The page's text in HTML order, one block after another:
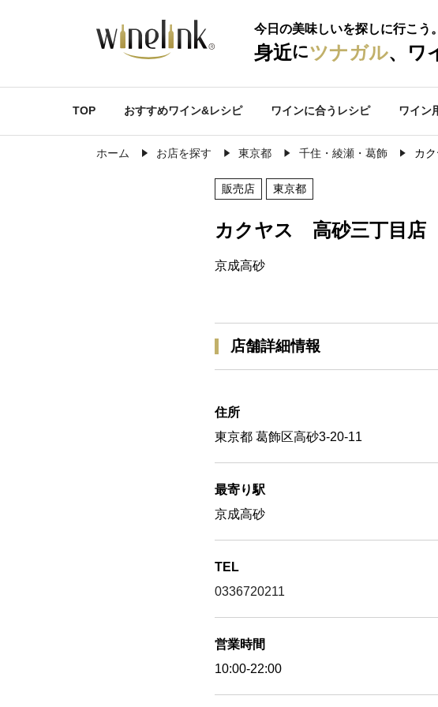
今日の美味しいを探しに行こう。
身近にツナガル、ワ
TOP おすすめワイン&レシピ ワインに合うレシピ ワイン
ホーム お店を探す 東京都 千住・綾瀬・葛飾 カ
販売店 東京都
カクヤス 高砂三丁目店
京成高砂
店舗詳細情報
住所
東京都 葛飾区高砂3-20-11
最寄り駅
京成高砂
TEL
0336720211
営業時間
10:00-22:00